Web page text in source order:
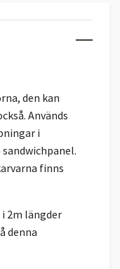
den kan
Används
i
finns
2m längder
denna